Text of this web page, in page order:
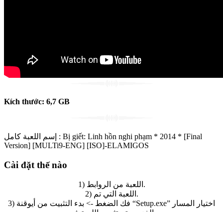
Kích thước: 6,7 GB
إسم اللعبة كامل : Bị giết: Linh hồn nghi phạm * 2014 * [Final
Version] [MULTi9-ENG] [ISO]-ELAMIGOS
Cài đặt thế nào
1) اللعبة من الروابط.
2) اللعبة التي تم.
3) فك الضغط -> بدء التثبيت من أيوقنة “Setup.exe” اختيار المسار